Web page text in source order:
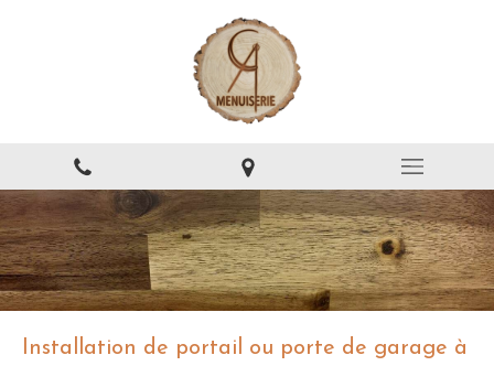
Installation de portail ou porte de garage à